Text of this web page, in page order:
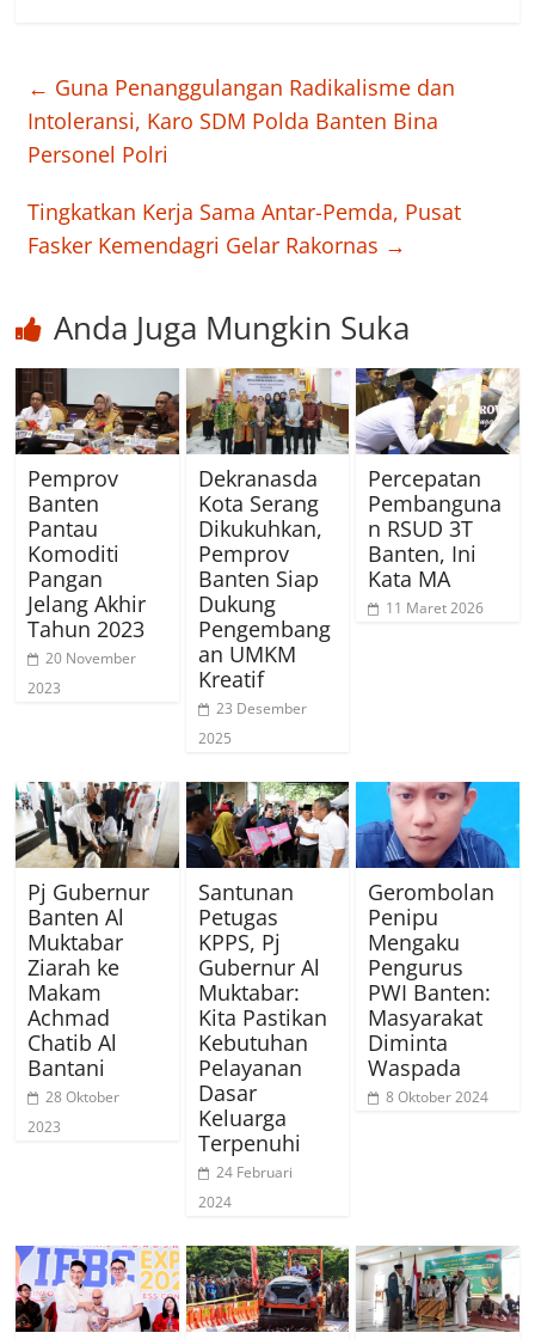
← Guna Penanggulangan Radikalisme dan
Intoleransi, Karo SDM Polda Banten Bina
Personel Polri
Tingkatkan Kerja Sama Antar-Pemda, Pusat
Fasker Kemendagri Gelar Rakornas →
Anda Juga Mungkin Suka
Pemprov
Banten
Pantau
Komoditi
Pangan
Jelang Akhir
Tahun 2023
20 November
2023
Dekranasda
Kota Serang
Dikukuhkan,
Pemprov
Banten Siap
Dukung
Pengembang
an UMKM
Kreatif
23 Desember
2025
Percepatan
Pembanguna
n RSUD 3T
Banten, Ini
Kata MA
11 Maret 2026
Pj Gubernur
Banten Al
Muktabar
Ziarah ke
Makam
Achmad
Chatib Al
Bantani
28 Oktober
2023
Santunan
Petugas
KPPS, Pj
Gubernur Al
Muktabar:
Kita Pastikan
Kebutuhan
Pelayanan
Dasar
Keluarga
Terpenuhi
24 Februari
2024
Gerombolan
Penipu
Mengaku
Pengurus
PWI Banten:
Masyarakat
Diminta
Waspada
8 Oktober 2024